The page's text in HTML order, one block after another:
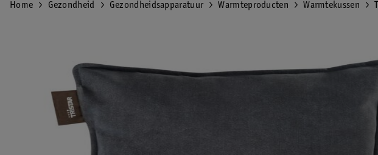
Home Gezondheid Gezondheidsapparatuur Warmteproducten Warmtekussen